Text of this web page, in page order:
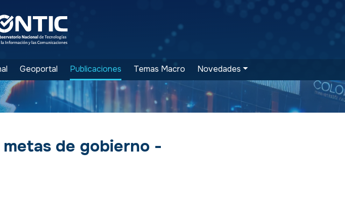
Ministerio TIC
Geoportal Publicaciones Temas Macro Novedades
de gobierno -